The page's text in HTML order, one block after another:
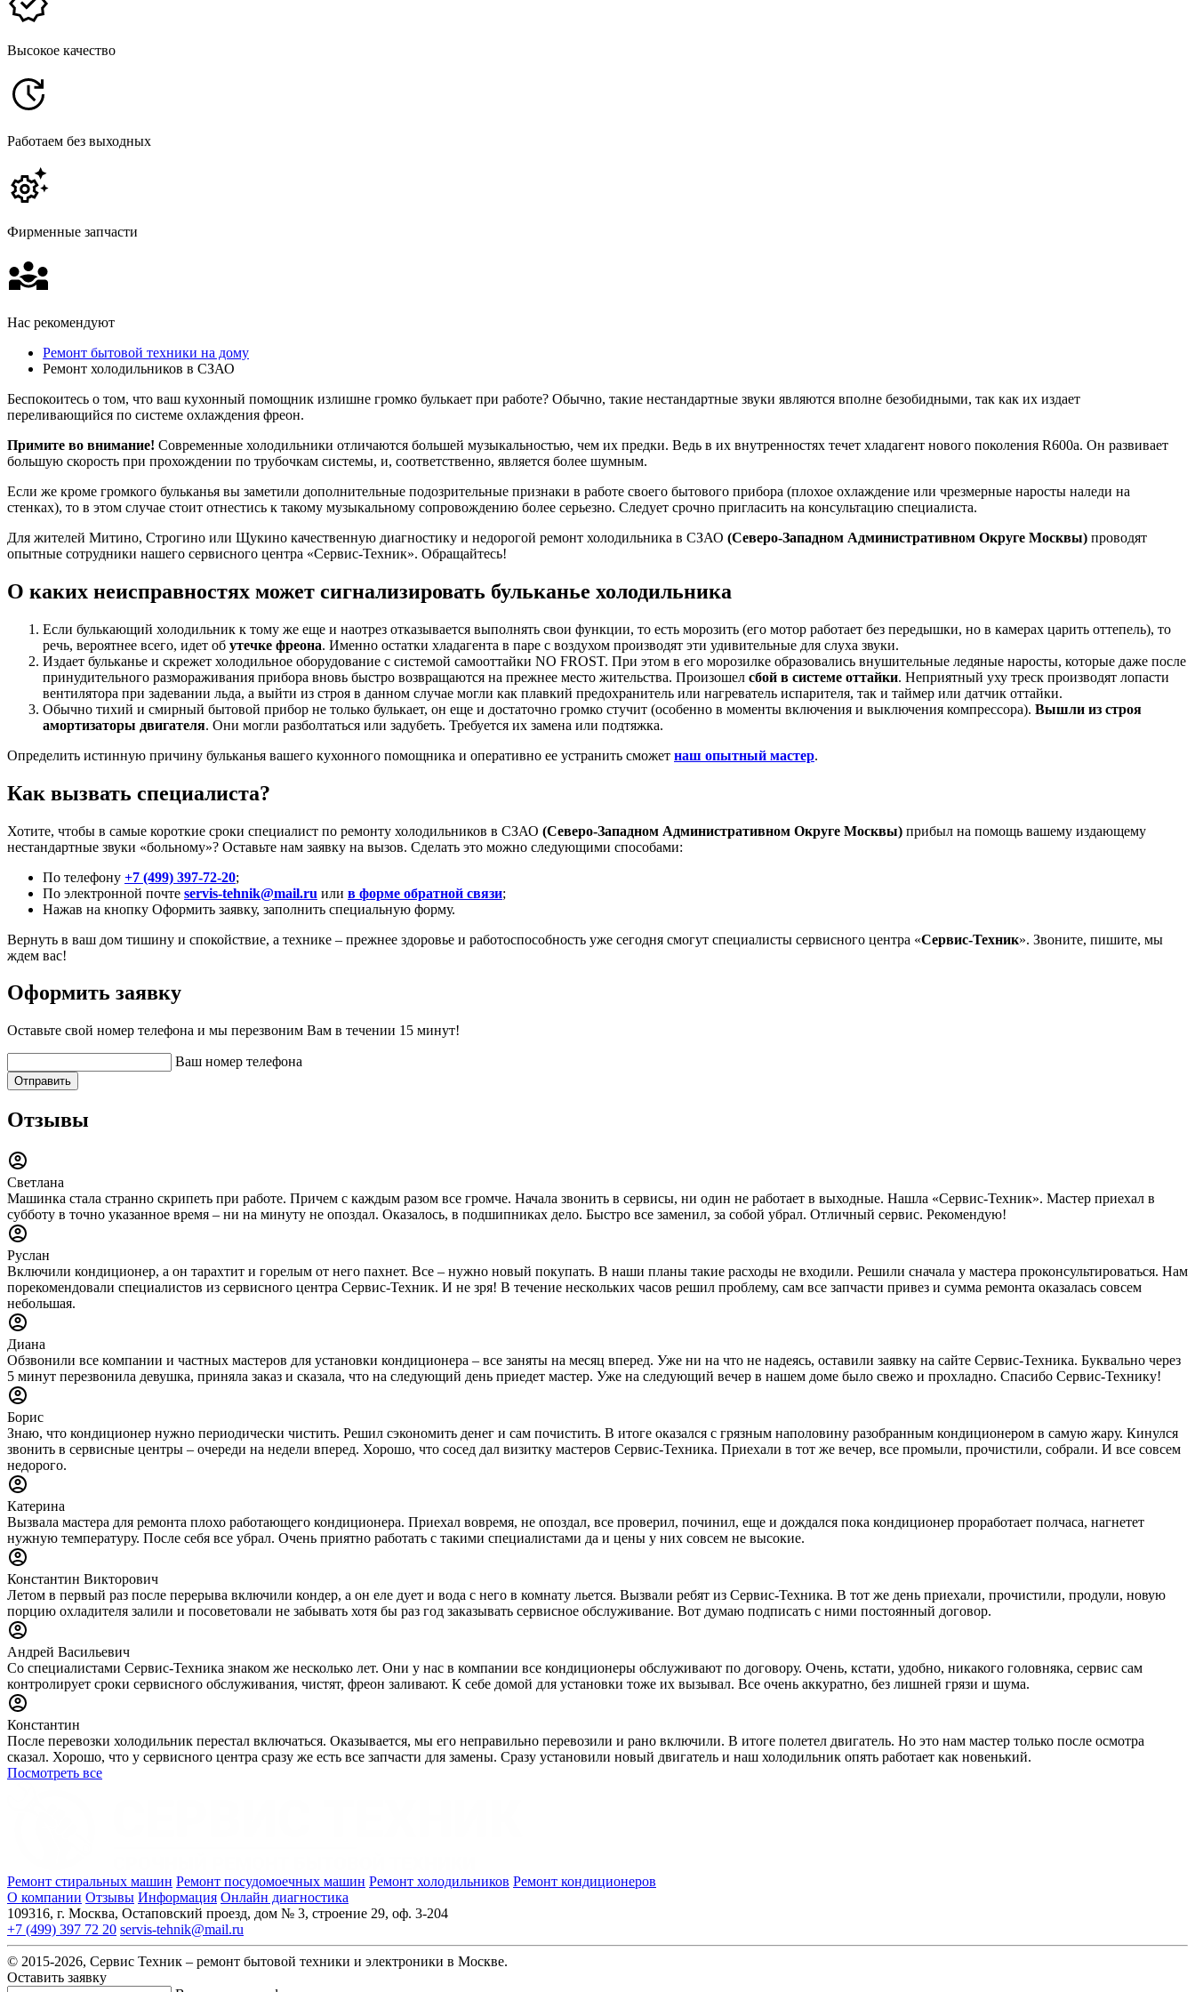
Высокое качество
Работаем без выходных
Фирменные запчасти
Нас рекомендуют
Ремонт бытовой техники на дому
Ремонт холодильников в СЗАО
Беспокоитесь о том, что ваш кухонный помощник излишне громко булькает при работе? Обычно, такие нестандартные звуки являются вполне безобидными, так как их издает
переливающийся по системе охлаждения фреон.
Примите во внимание! Современные холодильники отличаются большей музыкальностью, чем их предки. Ведь в их внутренностях течет хладагент нового поколения R600a. Он развивает
большую скорость при прохождении по трубочкам системы, и, соответственно, является более шумным.
Если же кроме громкого бульканья вы заметили дополнительные подозрительные признаки в работе своего бытового прибора (плохое охлаждение или чрезмерные наросты наледи на
стенках), то в этом случае стоит отнестись к такому музыкальному сопровождению более серьезно. Следует срочно пригласить на консультацию специалиста.
Для жителей Митино, Строгино или Щукино качественную диагностику и недорогой ремонт холодильника в СЗАО (Северо-Западном Административном Округе Москвы) проводят
опытные сотрудники нашего сервисного центра «Сервис-Техник». Обращайтесь!
О каких неисправностях может сигнализировать бульканье холодильника
Если булькающий холодильник к тому же еще и наотрез отказывается выполнять свои функции, то есть морозить (его мотор работает без передышки, но в камерах царить оттепель), то
речь, вероятнее всего, идет об утечке фреона. Именно остатки хладагента в паре с воздухом производят эти удивительные для слуха звуки.
Издает бульканье и скрежет холодильное оборудование с системой самооттайки NO FROST. При этом в его морозилке образовались внушительные ледяные наросты, которые даже после
принудительного размораживания прибора вновь быстро возвращаются на прежнее место жительства. Произошел сбой в системе оттайки. Неприятный уху треск производят лопасти
вентилятора при задевании льда, а выйти из строя в данном случае могли как плавкий предохранитель или нагреватель испарителя, так и таймер или датчик оттайки.
Обычно тихий и смирный бытовой прибор не только булькает, он еще и достаточно громко стучит (особенно в моменты включения и выключения компрессора). Вышли из строя
амортизаторы двигателя. Они могли разболтаться или задубеть. Требуется их замена или подтяжка.
Определить истинную причину бульканья вашего кухонного помощника и оперативно ее устранить сможет наш опытный мастер.
Как вызвать специалиста?
Хотите, чтобы в самые короткие сроки специалист по ремонту холодильников в СЗАО (Северо-Западном Административном Округе Москвы) прибыл на помощь вашему издающему
нестандартные звуки «больному»? Оставьте нам заявку на вызов. Сделать это можно следующими способами:
По телефону +7 (499) 397-72-20;
По электронной почте servis-tehnik@mail.ru или в форме обратной связи;
Нажав на кнопку Оформить заявку, заполнить специальную форму.
Вернуть в ваш дом тишину и спокойствие, а технике – прежнее здоровье и работоспособность уже сегодня смогут специалисты сервисного центра «Сервис-Техник». Звоните, пишите, мы
ждем вас!
Оформить заявку
Оставьте свой номер телефона и мы перезвоним Вам в течении 15 минут!
Ваш номер телефона
Отправить
Отзывы
Светлана
Машинка стала странно скрипеть при работе. Причем с каждым разом все громче. Начала звонить в сервисы, ни один не работает в выходные. Нашла «Сервис-Техник». Мастер приехал в
субботу в точно указанное время – ни на минуту не опоздал. Оказалось, в подшипниках дело. Быстро все заменил, за собой убрал. Отличный сервис. Рекомендую!
Руслан
Включили кондиционер, а он тарахтит и горелым от него пахнет. Все – нужно новый покупать. В наши планы такие расходы не входили. Решили сначала у мастера проконсультироваться. Нам
порекомендовали специалистов из сервисного центра Сервис-Техник. И не зря! В течение нескольких часов решил проблему, сам все запчасти привез и сумма ремонта оказалась совсем
небольшая.
Диана
Обзвонили все компании и частных мастеров для установки кондиционера – все заняты на месяц вперед. Уже ни на что не надеясь, оставили заявку на сайте Сервис-Техника. Буквально через
5 минут перезвонила девушка, приняла заказ и сказала, что на следующий день приедет мастер. Уже на следующий вечер в нашем доме было свежо и прохладно. Спасибо Сервис-Технику!
Борис
Знаю, что кондиционер нужно периодически чистить. Решил сэкономить денег и сам почистить. В итоге оказался с грязным наполовину разобранным кондиционером в самую жару. Кинулся
звонить в сервисные центры – очереди на недели вперед. Хорошо, что сосед дал визитку мастеров Сервис-Техника. Приехали в тот же вечер, все промыли, прочистили, собрали. И все совсем
недорого.
Катерина
Вызвала мастера для ремонта плохо работающего кондиционера. Приехал вовремя, не опоздал, все проверил, починил, еще и дождался пока кондиционер проработает полчаса, нагнетет
нужную температуру. После себя все убрал. Очень приятно работать с такими специалистами да и цены у них совсем не высокие.
Константин Викторович
Летом в первый раз после перерыва включили кондер, а он еле дует и вода с него в комнату льется. Вызвали ребят из Сервис-Техника. В тот же день приехали, прочистили, продули, новую
порцию охладителя залили и посоветовали не забывать хотя бы раз год заказывать сервисное обслуживание. Вот думаю подписать с ними постоянный договор.
Андрей Васильевич
Со специалистами Сервис-Техника знаком же несколько лет. Они у нас в компании все кондиционеры обслуживают по договору. Очень, кстати, удобно, никакого головняка, сервис сам
контролирует сроки сервисного обслуживания, чистят, фреон заливают. К себе домой для установки тоже их вызывал. Все очень аккуратно, без лишней грязи и шума.
Константин
После перевозки холодильник перестал включаться. Оказывается, мы его неправильно перевозили и рано включили. В итоге полетел двигатель. Но это нам мастер только после осмотра
сказал. Хорошо, что у сервисного центра сразу же есть все запчасти для замены. Сразу установили новый двигатель и наш холодильник опять работает как новенький.
Посмотреть все
Ремонт стиральных машин Ремонт посудомоечных машин Ремонт холодильников Ремонт кондиционеров
О компании Отзывы Информация Онлайн диагностика
109316, г. Москва, Остаповский проезд, дом № 3, строение 29, оф. 3-204
+7 (499) 397 72 20 servis-tehnik@mail.ru
© 2015-2026, Сервис Техник – ремонт бытовой техники и электроники в Москве.
Оставить заявку